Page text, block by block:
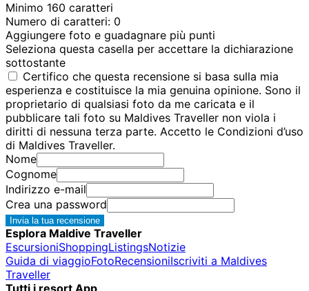
Minimo 160 caratteri
Numero di caratteri: 0
Aggiungere foto e guadagnare più punti
Seleziona questa casella per accettare la dichiarazione
sottostante
Certifico che questa recensione si basa sulla mia
esperienza e costituisce la mia genuina opinione. Sono il
proprietario di qualsiasi foto da me caricata e il
pubblicare tali foto su Maldives Traveller non viola i
diritti di nessuna terza parte. Accetto le Condizioni d’uso
di Maldives Traveller.
Nome
Cognome
Indirizzo e-mail
Crea una password
Invia la tua recensione
Esplora Maldive Traveller
EscursioniShoppingListingsNotizie
Guida di viaggioFotoRecensioniIscriviti a Maldives
Traveller